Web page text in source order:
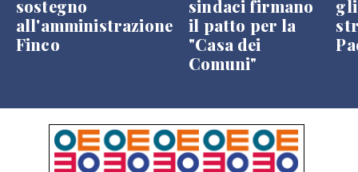
sostegno
all'amministrazione
Finco
sindaci firmano
il patto per la
"Casa dei
Comuni"